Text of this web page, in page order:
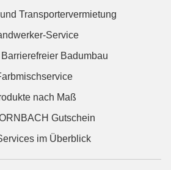
Transportervermietung
Service
Badumbau
nach Maß
Gutschein
im Überblick